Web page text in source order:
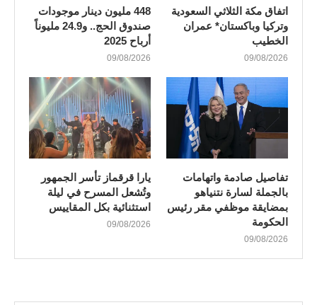
اتفاق مكة الثلاثي السعودية
وتركيا وباكستان* عمران
الخطيب
09/08/2026
448 مليون دينار موجودات
صندوق الحج.. و24.9 مليوناً
أرباح 2025
09/08/2026
تفاصيل صادمة واتهامات
بالجملة لسارة نتنياهو
بمضايقة موظفي مقر رئيس
الحكومة
09/08/2026
يارا قرقماز تأسر الجمهور
وتُشعل المسرح في ليلة
استثنائية بكل المقاييس
09/08/2026